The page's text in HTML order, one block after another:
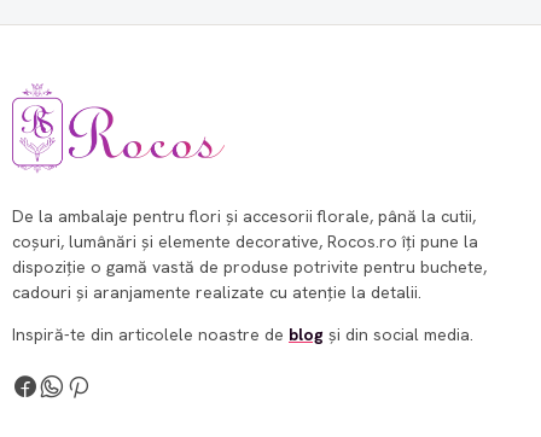
De la ambalaje pentru flori și accesorii florale, până la cutii,
coșuri, lumânări și elemente decorative, Rocos.ro îți pune la
dispoziție o gamă vastă de produse potrivite pentru buchete,
cadouri și aranjamente realizate cu atenție la detalii.
Inspiră-te din articolele noastre de blog și din social media.